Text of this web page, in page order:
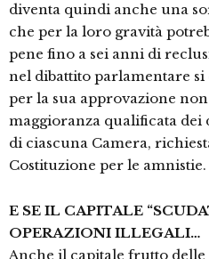
diventa quindi anche una
che per la loro gravità
pene fino a sei anni di
nel dibattito parlamentare si
per la sua approvazione
maggioranza qualificata
di ciascuna Camera,
Costituzione per le amnistie.
E SE IL CAPITALE
OPERAZIONI ILLEGALI…
Anche il capitale frutto